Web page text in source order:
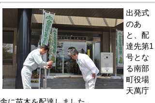
出発式
のあ
と、配
達先第1
号とな
る南部
町役場
天萬庁